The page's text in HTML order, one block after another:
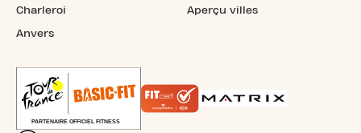
Charleroi
Anvers
Aperçu villes